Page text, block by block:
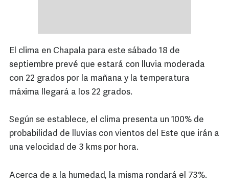
El clima en Chapala para este sábado 18 de
septiembre prevé que estará con lluvia moderada
con 22 grados por la mañana y la temperatura
máxima llegará a los 22 grados.
Según se establece, el clima presenta un 100% de
probabilidad de lluvias con vientos del Este que irán a
una velocidad de 3 kms por hora.
Acerca de a la humedad, la misma rondará el 73%.